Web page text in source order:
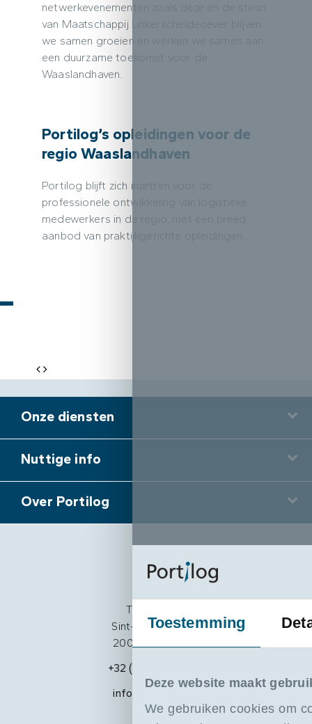
Toestemming
Deze website maakt
We gebruiken cookies om
netwerkevenementen zoals deze en de steun
van Maatschappij Linkerscheldeoever blijven
we samen groeien en werken we samen aan
een duurzame toekomst voor de
Waaslandhaven.
Portilog’s opleidingen voor de
regio Waaslandhaven
Portilog blijft zich inzetten voor de
professionele ontwikkeling van logistieke
medewerkers in de regio, met een breed
aanbod van praktijkgerichte opleidingen.
Onze diensten
Nuttige info
Over Portilog
Portilog
The Beacon
Sint-Pietersvliet 7
2000 Antwerpen
+32 (0)3 205 18 88
info@portilog.be